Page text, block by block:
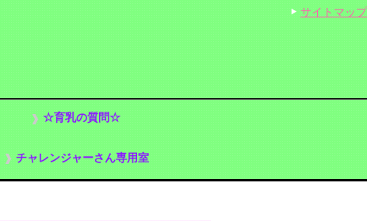
☆育乳の質問☆
チャレンジャーさん専用室
サイトマップ